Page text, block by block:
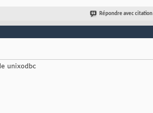
Répondre avec citation
unixodbc